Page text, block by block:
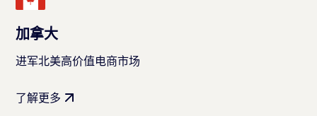
加拿大
进军北美高价值电商市场
了解更多